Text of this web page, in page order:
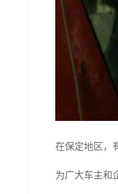
在保定地区，
为广大车主和